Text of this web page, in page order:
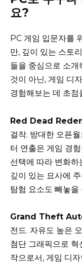
요?
PC 게임 입문자를
만, 깊이 있는 스토
들을 중심으로 소
것이 아닌, 게임 디
경험해보는 데 초점
Red Dead
걸작. 방대한 오픈
터 연출은 게임 경
선택에 따라 변화
깊이 있는 묘사에
탐험 요소도 빼놓을
Grand Theft
전드. 자유도 높은
첨단 그래픽으로 혁
작으로서, 게임 디